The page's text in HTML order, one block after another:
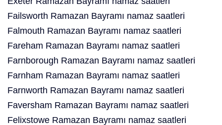
Failsworth Ramazan Bayramı namaz saatleri
Falmouth Ramazan Bayramı namaz saatleri
Fareham Ramazan Bayramı namaz saatleri
Farnborough Ramazan Bayramı namaz saatleri
Farnham Ramazan Bayramı namaz saatleri
Farnworth Ramazan Bayramı namaz saatleri
Faversham Ramazan Bayramı namaz saatleri
Felixstowe Ramazan Bayramı namaz saatleri